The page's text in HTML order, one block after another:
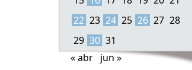
22 23 24 25 26 27 28
29 30 31
« abr jun »